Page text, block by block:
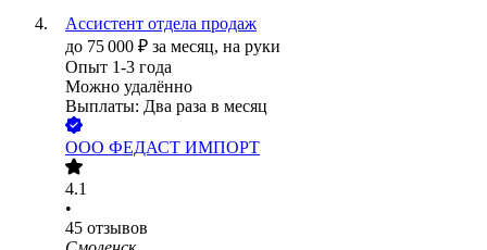
Ассистент отдела продаж
до 75 000 ₽ за месяц, на руки
Опыт 1-3 года
Можно удалённо
Выплаты: Два раза в месяц
ООО ФЕДАСТ ИМПОРТ
4.1
•
45 отзывов